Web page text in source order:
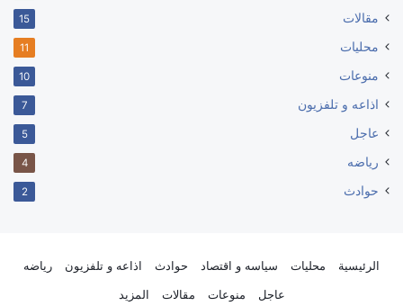
مقالات 15
محليات 11
منوعات 10
اذاعه و تلفزيون 7
عاجل 5
رياضه 4
حوادث 2
الرئيسية محليات سياسه و اقتصاد حوادث اذاعه و تلفزيون
رياضه
عاجل
منوعات مقالات المزيد